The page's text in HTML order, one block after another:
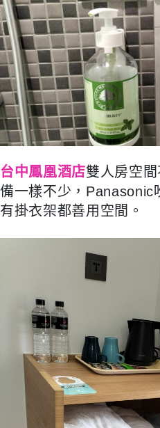
台中鳳凰酒店雙人房空
備一樣不少，Panasonic
有掛衣架都善用空間。